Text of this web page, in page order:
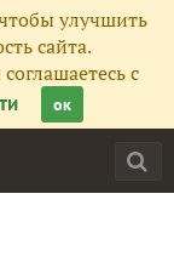
улучшить
сайта.
с
ок